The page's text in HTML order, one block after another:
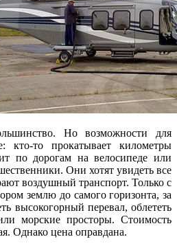
Но возможности для
кто-то прокатывает километры
по дорогам на велосипеде или
Они хотят увидеть все
воздушный транспорт. Только с
землю до самого горизонта, за
высокогорный перевал, облететь
морские просторы. Стоимость
Однако цена оправдана.